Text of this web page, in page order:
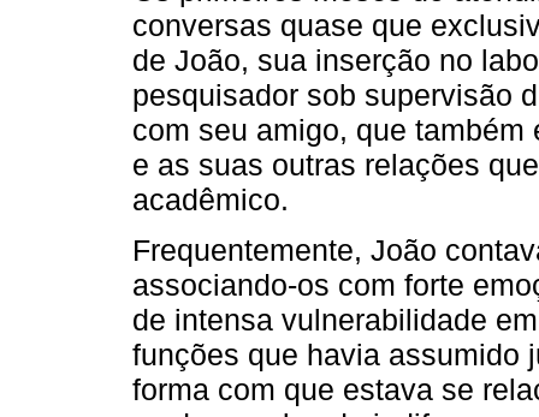
conversas quase que
de João, sua inserção no
pesquisador sob supervisão
com seu amigo, que
e as suas outras relações
acadêmico.
Frequentemente, João
associando-os com forte
de intensa vulnerabilidade
funções que havia assumido
forma com que estava se